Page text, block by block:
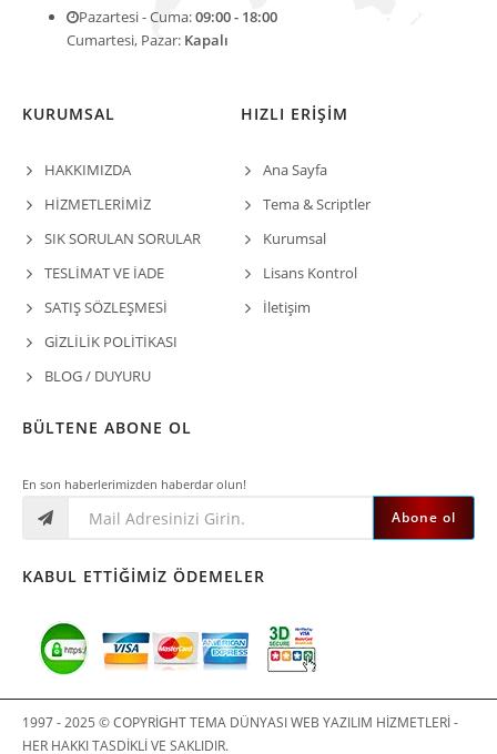
Pazartesi - Cuma:09:00 - 18:00
Cumartesi, Pazar: Kapalı
KURUMSAL
HAKKIMIZDA
HİZMETLERİMİZ
SIK SORULAN SORULAR
TESLİMAT VE İADE
SATIŞ SÖZLEŞMESİ
GİZLİLİK POLİTİKASI
BLOG / DUYURU
HIZLI ERİŞİM
Ana Sayfa
Tema & Scriptler
Kurumsal
Lisans Kontrol
İletişim
BÜLTENE ABONE OL
En son haberlerimizden haberdar olun!
Abone ol
KABUL ETTIĞIMIZ ÖDEMELER
1997 - 2025 © COPYRIGHT TEMA DÜNYASI WEB YAZILIM HIZMETLERI -
HER HAKKI TASDIKLI VE SAKLIDIR.